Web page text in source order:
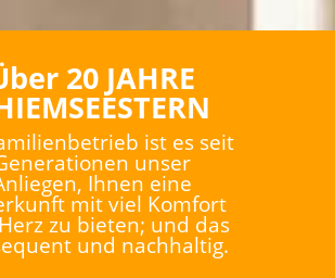
20 JAHRE
ist es seit
unser
Ihnen eine
mit viel Komfort
zu bieten; und das
und nachhaltig.